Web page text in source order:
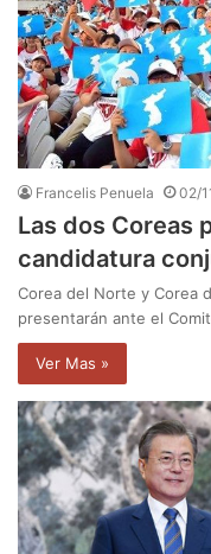
Francelis Penuela 02/
Las dos Coreas
candidatura
Corea del Norte y Corea
presentarán ante el
Ver Mas »